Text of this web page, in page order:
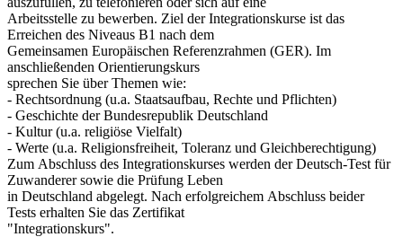
Arbeitsstelle zu bewerben. Ziel der Integrationskurse ist das
Erreichen des Niveaus B1 nach dem
Gemeinsamen Europäischen Referenzrahmen (GER). Im
anschließenden Orientierungskurs
sprechen Sie über Themen wie:
- Rechtsordnung (u.a. Staatsaufbau, Rechte und Pflichten)
- Geschichte der Bundesrepublik Deutschland
- Kultur (u.a. religiöse Vielfalt)
- Werte (u.a. Religionsfreiheit, Toleranz und Gleichberechtigung)
Zum Abschluss des Integrationskurses werden der Deutsch-Test für
Zuwanderer sowie die Prüfung Leben
in Deutschland abgelegt. Nach erfolgreichem Abschluss beider
Tests erhalten Sie das Zertifikat
"Integrationskurs".